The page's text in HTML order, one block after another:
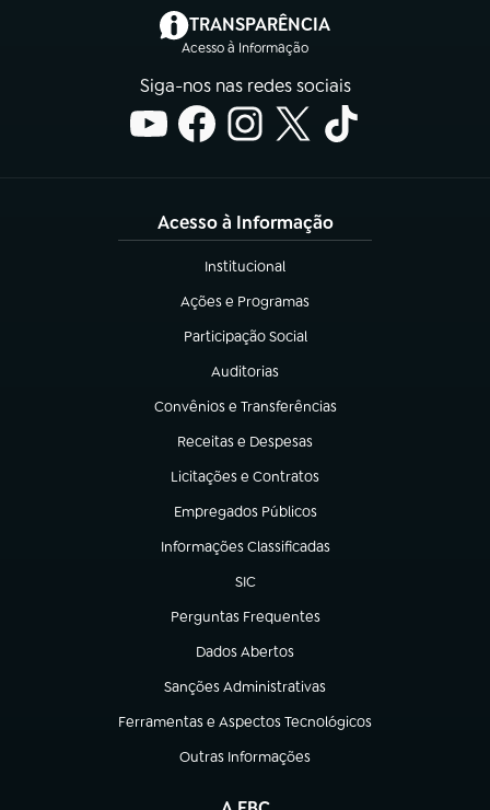
TRANSPARÊNCIA
Acesso à Informação
(abre em nova aba)
Siga-nos nas redes sociais
Acesso à Informação
Institucional
(abre em nova aba)
Ações e Programas
(abre em nova aba)
Participação Social
(abre em nova aba)
Auditorias
(abre em nova aba)
Convênios e Transferências
(abre em nova aba)
Receitas e Despesas
(abre em nova aba)
Licitações e Contratos
(abre em nova aba)
Empregados Públicos
(abre em nova aba)
Informações Classificadas
(abre em nova aba)
SIC
(abre em nova aba)
Perguntas Frequentes
(abre em nova aba)
Dados Abertos
(abre em nova aba)
Sanções Administrativas
(abre em nova aba)
Ferramentas e Aspectos Tecnológicos
(abre em nova aba)
Outras Informações
(abre em nova aba)